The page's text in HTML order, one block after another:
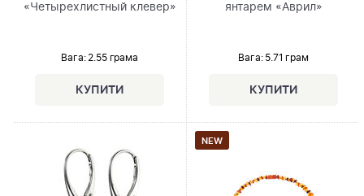
«Четырехлистный клевер»
Вага: 2.55 грама
янтарем «Аврил»
Вага: 5.71 грам
NEW